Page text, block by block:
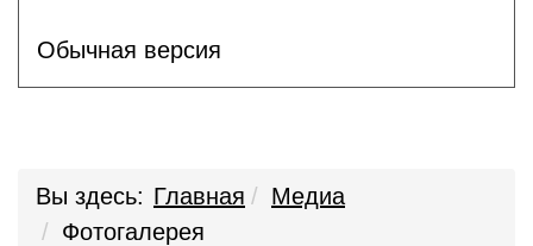
Обычная версия
Вы здесь: Главная
Медиа
Фотогалерея